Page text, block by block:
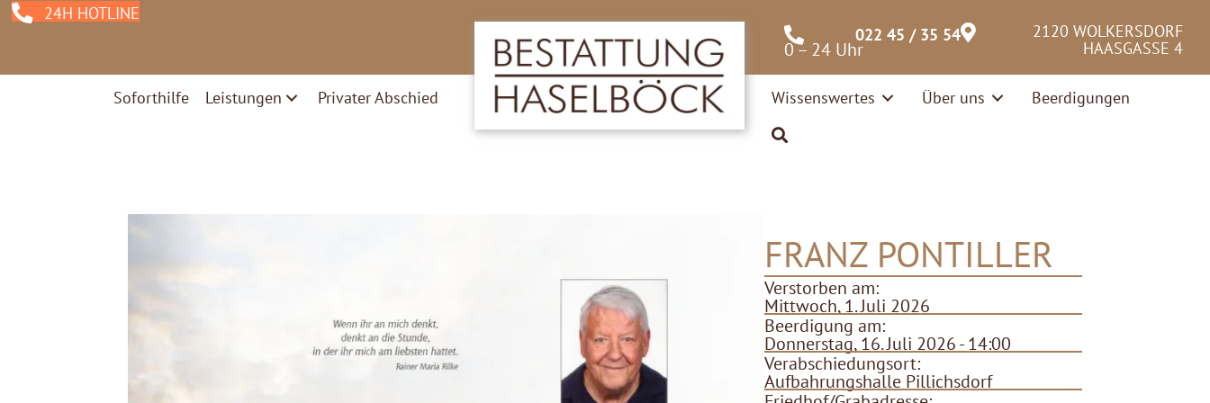
022 45 / 35 54
0 – 24 Uhr
2120 WOLKERSDORF
HAASGASSE 4
Soforthilfe Leistungen Privater Abschied Wissenswertes Über uns Beerdigungen
24H HOTLINE
FRANZ PONTILLER
Verstorben am:
Mittwoch, 1. Juli 2026
Beerdigung am:
Donnerstag, 16. Juli 2026 - 14:00
Verabschiedungsort:
Aufbahrungshalle Pillichsdorf